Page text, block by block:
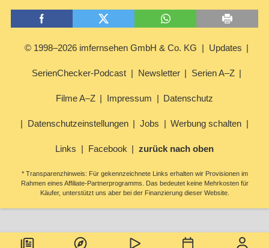
© 1998–2026 imfernsehen GmbH & Co. KG Updates
SerienChecker-Podcast Newsletter Serien A–Z
Filme A–Z Impressum Datenschutz
Datenschutzeinstellungen Jobs Werbung schalten
Links Facebook zurück nach oben
* Transparenzhinweis: Für gekennzeichnete Links erhalten wir Provisionen im
Rahmen eines Affiliate-Partnerprogramms. Das bedeutet keine Mehrkosten für
Käufer, unterstützt uns aber bei der Finanzierung dieser Website.